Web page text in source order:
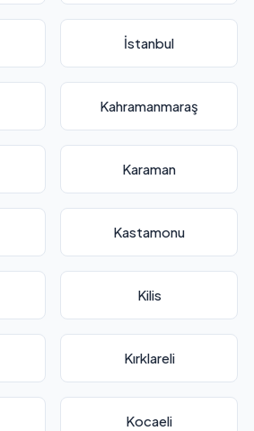
İstanbul
Kahramanmaraş
Karaman
Kastamonu
Kilis
Kırklareli
Kocaeli